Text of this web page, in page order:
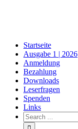
Startseite
Ausgabe 1 | 2026
Anmeldung
Bezahlung
Downloads
Leserfragen
Spenden
Links
Search
for: